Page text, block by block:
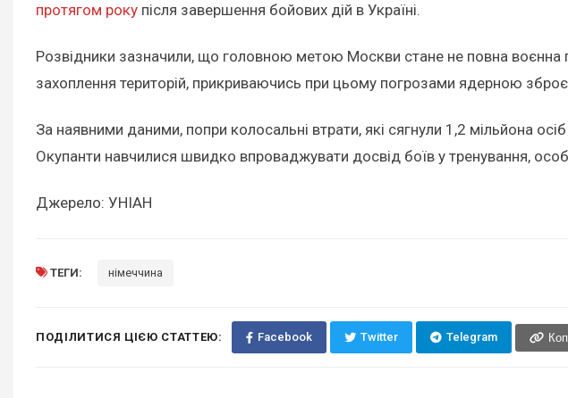
протягом року після завершення бойових дій в Україні.
Розвідники зазначили, що головною метою Москви стане не повна воєнна
захоплення територій, прикриваючись при цьому погрозами ядерною
За наявними даними, попри колосальні втрати, які сягнули 1,2 мільйона
Окупанти навчилися швидко впроваджувати досвід боїв у тренування,
Джерело: УНІАН
ТЕГИ: німеччина
ПОДІЛИТИСЯ ЦІЄЮ СТАТТЕЮ: Facebook Twitter Telegram